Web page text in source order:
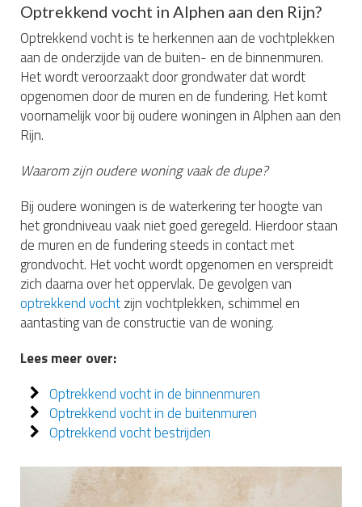
Optrekkend vocht in Alphen aan den Rijn?
Optrekkend vocht is te herkennen aan de vochtplekken
aan de onderzijde van de buiten- en de binnenmuren.
Het wordt veroorzaakt door grondwater dat wordt
opgenomen door de muren en de fundering. Het komt
voornamelijk voor bij oudere woningen in Alphen aan den
Rijn.
Waarom zijn oudere woning vaak de dupe?
Bij oudere woningen is de waterkering ter hoogte van
het grondniveau vaak niet goed geregeld. Hierdoor staan
de muren en de fundering steeds in contact met
grondvocht. Het vocht wordt opgenomen en verspreidt
zich daarna over het oppervlak. De gevolgen van
optrekkend vochtzijn vochtplekken, schimmel en
aantasting van de constructie van de woning.
Lees meer over:
Optrekkend vocht in de binnenmuren
Optrekkend vocht in de buitenmuren
Optrekkend vocht bestrijden